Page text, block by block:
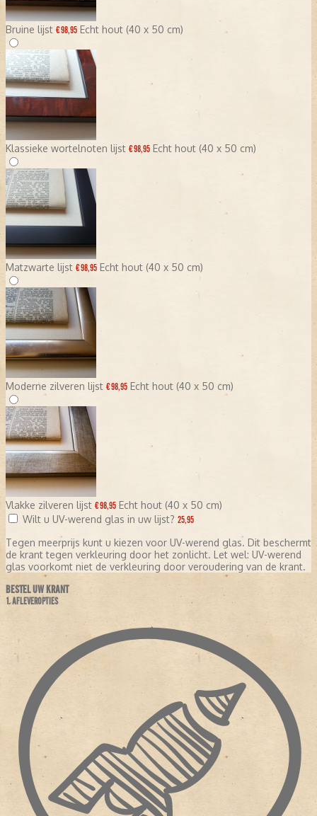
Bruine lijst € 98,95 Echt hout (40 x 50 cm)
Klassieke wortelnoten lijst € 98,95 Echt hout (40 x 50 cm)
Matzwarte lijst € 98,95 Echt hout (40 x 50 cm)
Moderne zilveren lijst € 98,95 Echt hout (40 x 50 cm)
Vlakke zilveren lijst € 98,95 Echt hout (40 x 50 cm)
Wilt u UV-werend glas in uw lijst? 25,95
Tegen meerprijs kunt u kiezen voor UV-werend glas. Dit beschermt
de krant tegen verkleuring door het zonlicht. Let wel: UV-werend
glas voorkomt niet de verkleuring door veroudering van de krant.
BESTEL UW KRANT
1. AFLEVEROPTIES